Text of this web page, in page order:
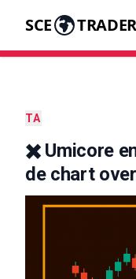
SCE TRADER
TA
✖️ Umicore
de chart